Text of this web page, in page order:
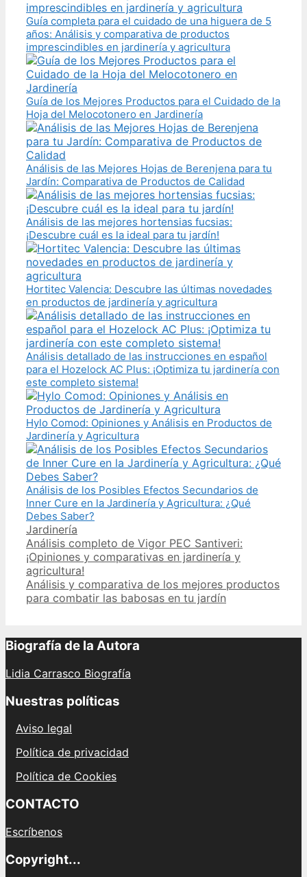
Guía completa para el cuidado de una higuera de 5
años: Análisis y comparativa de productos
imprescindibles en jardinería y agricultura
Guía de los Mejores Productos para el Cuidado de la
Hoja del Melocotonero en Jardinería
Análisis de las Mejores Hojas de Berenjena para tu
Jardín: Comparativa de Productos de Calidad
Análisis de las mejores hortensias fucsias:
¡Descubre cuál es la ideal para tu jardín!
Hortitec Valencia: Descubre las últimas novedades
en productos de jardinería y agricultura
Análisis detallado de las instrucciones en español
para el Hozelock AC Plus: ¡Optimiza tu jardinería con
este completo sistema!
Hylo Comod: Opiniones y Análisis en Productos de
Jardinería y Agricultura
Análisis de los Posibles Efectos Secundarios de
Inner Cure en la Jardinería y Agricultura: ¿Qué
Debes Saber?
Categories
Jardinería
Post
navigation
Análisis completo de Vigor PEC Santiveri:
¡Opiniones y comparativas en jardinería y
agricultura!
Análisis y comparativa de los mejores productos
para combatir las babosas en tu jardín
Biografía de la Autora
Lidia Carrasco Biografía
Nuestras políticas
Aviso legal
Política de privacidad
Política de Cookies
CONTACTO
Escríbenos
Copyright...